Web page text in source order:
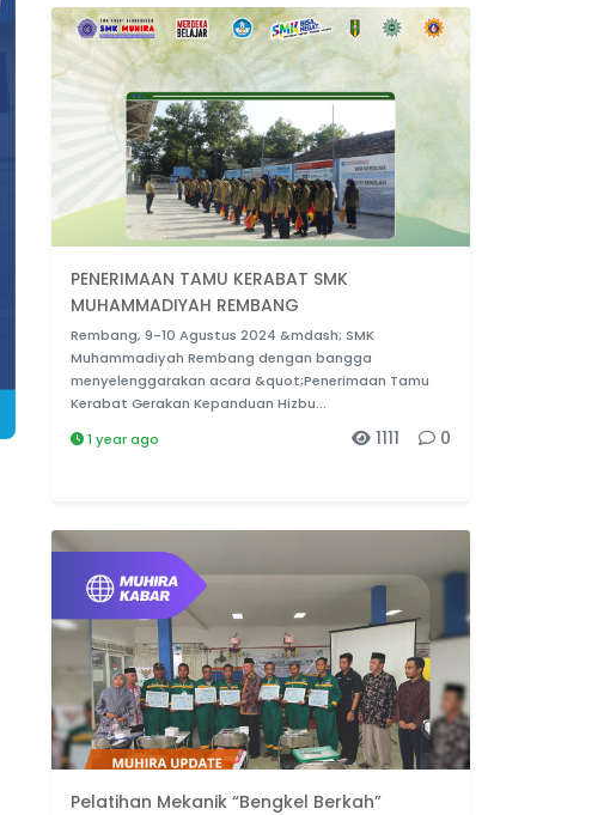
PENERIMAAN TAMU KERABAT SMK
MUHAMMADIYAH REMBANG
Rembang, 9-10 Agustus 2024 &mdash; SMK
Muhammadiyah Rembang dengan bangga
menyelenggarakan acara &quot;Penerimaan Tamu
Kerabat Gerakan Kepanduan Hizbu...
1 year ago
0
1111
Pelatihan Mekanik “Bengkel Berkah”